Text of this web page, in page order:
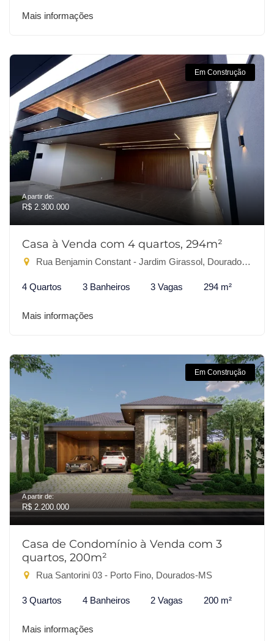
Mais informações
Em Construção
A partir de:
R$ 2.300.000
Casa à Venda com 4 quartos, 294m²
Rua Benjamin Constant - Jardim Girassol, Dourados-MS
4 Quartos 3 Banheiros 3 Vagas 294 m²
Mais informações
Em Construção
A partir de:
R$ 2.200.000
Casa de Condomínio à Venda com 3
quartos, 200m²
Rua Santorini 03 - Porto Fino, Dourados-MS
3 Quartos 4 Banheiros 2 Vagas 200 m²
Mais informações